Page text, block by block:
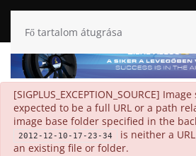
Fő tartalom átugrása
danger
[SIGPLUS_EXCEPTION_SOURCE]
expected to be a full URL or a path
image base folder specified in the
2012-12-10-17-23-34
is neither a
an existing file or folder.